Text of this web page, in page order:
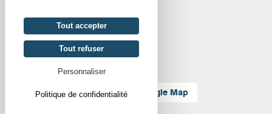
Tout accepter
Tout refuser
Personnaliser
Politique de confidentialitéLocaliser sur Google Map